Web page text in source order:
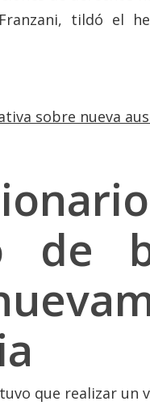
tildó el
sobre nueva
de
que realizar